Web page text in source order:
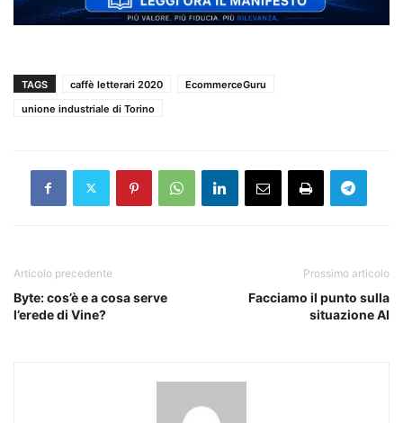
TAGS caffè letterari 2020
EcommerceGuru
unione industriale di Torino
Articolo precedente
Byte: cos’è e a cosa serve
l’erede di Vine?
Prossimo articolo
Facciamo il punto sulla
situazione AI